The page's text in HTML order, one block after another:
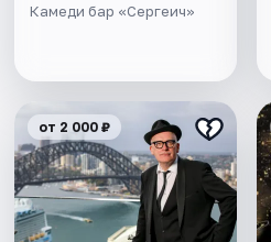
Камеди бар «Сергеич»
от 2 000 ₽